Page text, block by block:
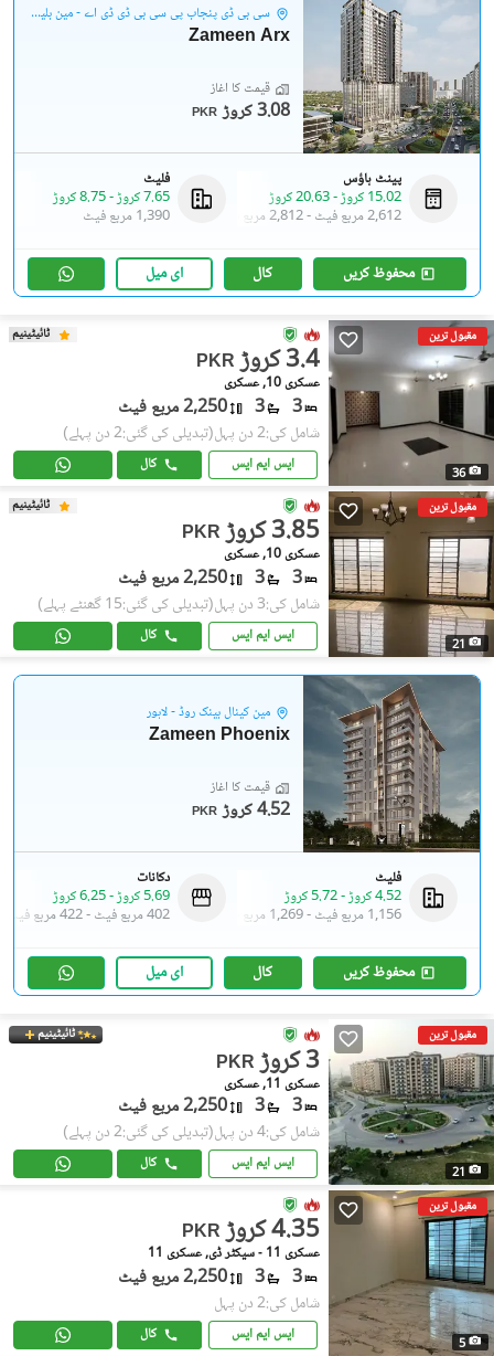
سی بی ڈی پنجاب پی سی بی ڈی ڈی اے - مین بلیوارڈ گلبرگ
Zameen Arx
قیمت کا آغاز
PKR 3.08 کروڑ
پینٹ ہاؤس
15.02 کروڑ
-20.63 کروڑ
2,612 مربع فیٹ
-2,812 مربع فیٹ
فلیٹ
7.65 کروڑ
-8.75 کروڑ
1,390 مربع فیٹ
محفوظ کریں کال ای میل
مقبول ترین
36
ٹائیٹینیم
PKR 3.4 کروڑ
عسکری 10, عسکری
3
3 2,250 مربع فیٹ
شامل کی:2 دن پہل (تبدیلی کی گئی:2 دن پہلے)
ایس ایم ایس کال
مقبول ترین
21
ٹائیٹینیم
PKR 3.85 کروڑ
عسکری 10, عسکری
3
3 2,250 مربع فیٹ
شامل کی:3 دن پہل (تبدیلی کی گئی:15 گھنٹے پہلے)
ایس ایم ایس کال
مین کینال بینک روڈ - لاہور
Zameen Phoenix
قیمت کا آغاز
PKR 4.52 کروڑ
فلیٹ
4.52 کروڑ
-5.72 کروڑ
1,156 مربع فیٹ
-1,269 مربع فیٹ
دکانات
5.69 کروڑ
-6.25 کروڑ
402 مربع فیٹ
-422 مربع فیٹ
محفوظ کریں کال ای میل
مقبول ترین
21
ٹائیٹینیم
PKR 3 کروڑ
عسکری 11, عسکری
3
3 2,250 مربع فیٹ
شامل کی:4 دن پہل (تبدیلی کی گئی:2 دن پہلے)
ایس ایم ایس کال
مقبول ترین
5
PKR 4.35 کروڑ
عسکری 11 - سیکٹر ڈی, عسکری 11
3
3 2,250 مربع فیٹ
شامل کی:2 دن پہل
ایس ایم ایس کال